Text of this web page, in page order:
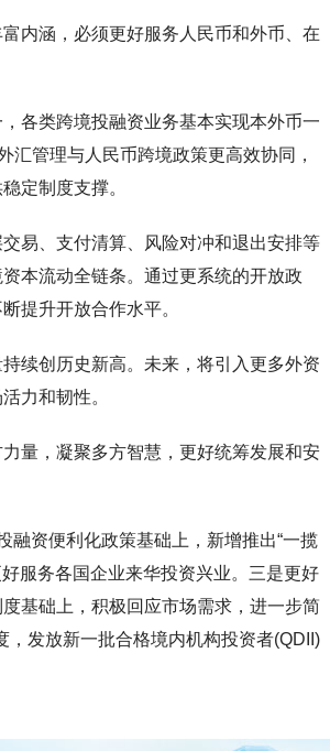
内涵，必须更好服务人民币和外币、在
各类跨境投融资业务基本实现本外币一
汇管理与人民币跨境政策更高效协同，
定制度支撑。
易、支付清算、风险对冲和退出安排等
本流动全链条。通过更系统的开放政
提升开放合作水平。
续创历史新高。未来，将引入更多外资
力和韧性。
量，凝聚多方智慧，更好统筹发展和安
资便利化政策基础上，新增推出“一揽
服务各国企业来华投资兴业。三是更好
基础上，积极回应市场需求，进一步简
发放新一批合格境内机构投资者(QDII)